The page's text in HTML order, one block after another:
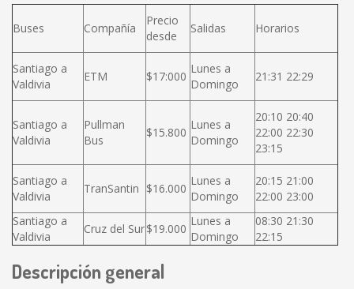
Buses Compañía
Precio
desde
Salidas Horarios
Santiago a
Valdivia
ETM $17:000
Lunes a
Domingo
21:31 22:29
Santiago a
Valdivia
Pullman
Bus
$15.800
Lunes a
Domingo
20:10 20:40
22:00 22:30
23:15
Santiago a
Valdivia
TranSantin $16.000
Lunes a
Domingo
20:15 21:00
22:00 23:00
Santiago a
Valdivia
Cruz del Sur$19.000
Lunes a
Domingo
08:30 21:30
22:15
Descripción general